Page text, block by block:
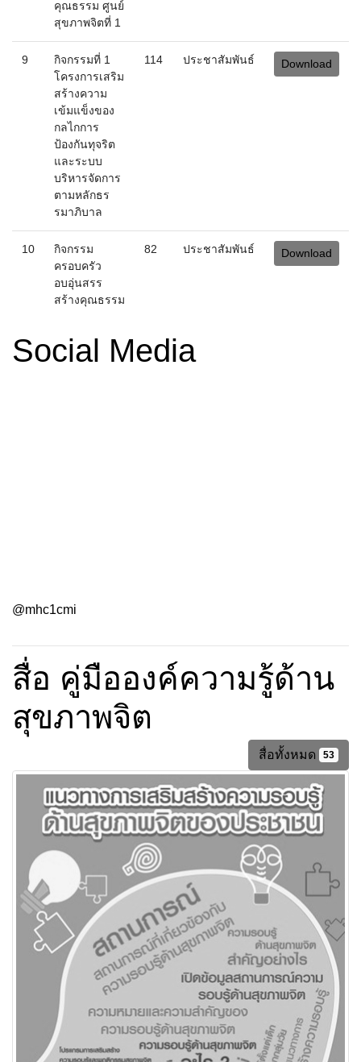
โครงการเสริม
สร้างความ
เข้มแข็งของ
กลไกการ
ป้องกันทุจริต
และระบบ
บริหารจัดการ
ตามหลักธร
รมาภิบาล
กิจกรรม
ครอบครัว
อบอุ่นสรร
สร้างคุณธรรม
Social Media
สื่อ คู่มือองค์ความรู้ด้าน
สุขภาพจิต
สื่อทั้งหมด 53